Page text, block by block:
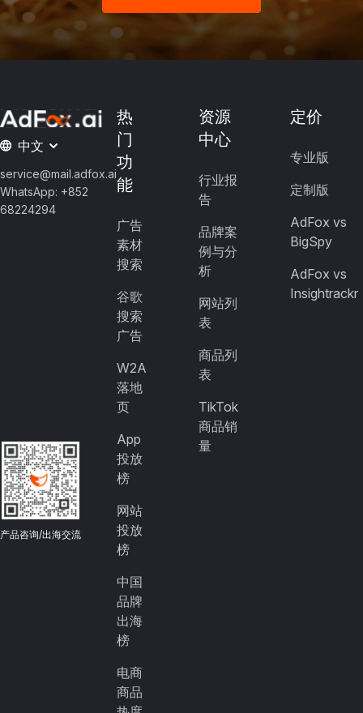
中文
service@mail.adfox.ai
WhatsApp: +852
68224294
产品咨询/出海交流
热
门
功
能
广告
素材
搜索
谷歌
搜索
广告
W2A
落地
页
App
投放
榜
网站
投放
榜
中国
品牌
出海
榜
电商
商品
资源
中心
行业报
告
品牌案
例与分
析
网站列
表
商品列
表
TikTok
商品销
量
定价
专业版
定制版
AdFox vs
BigSpy
AdFox vs
Insightrackr